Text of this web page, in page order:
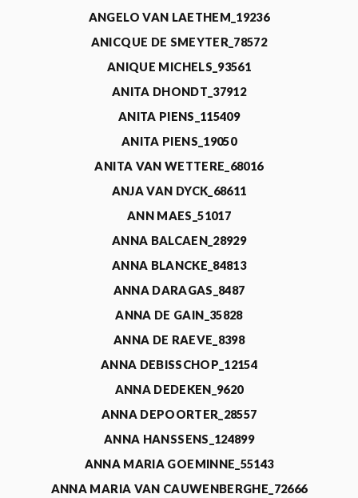
ANGELO VAN LAETHEM_19236
ANICQUE DE SMEYTER_78572
ANIQUE MICHELS_93561
ANITA DHONDT_37912
ANITA PIENS_115409
ANITA PIENS_19050
ANITA VAN WETTERE_68016
ANJA VAN DYCK_68611
ANN MAES_51017
ANNA BALCAEN_28929
ANNA BLANCKE_84813
ANNA DARAGAS_8487
ANNA DE GAIN_35828
ANNA DE RAEVE_8398
ANNA DEBISSCHOP_12154
ANNA DEDEKEN_9620
ANNA DEPOORTER_28557
ANNA HANSSENS_124899
ANNA MARIA GOEMINNE_55143
ANNA MARIA VAN CAUWENBERGHE_72666